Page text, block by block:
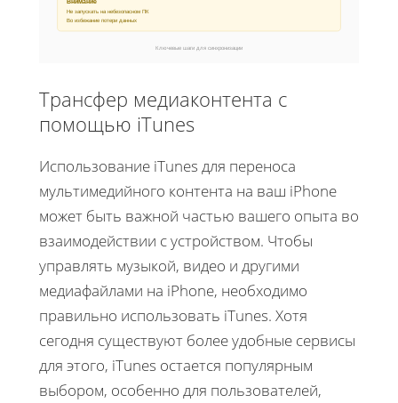
Не запускать на небезопасном ПК
Во избежание потери данных
Ключевые шаги для синхронизации
Трансфер медиаконтента с
помощью iTunes
Использование iTunes для переноса
мультимедийного контента на ваш iPhone
может быть важной частью вашего опыта во
взаимодействии с устройством. Чтобы
управлять музыкой, видео и другими
медиафайлами на iPhone, необходимо
правильно использовать iTunes. Хотя
сегодня существуют более удобные сервисы
для этого, iTunes остается популярным
выбором, особенно для пользователей,